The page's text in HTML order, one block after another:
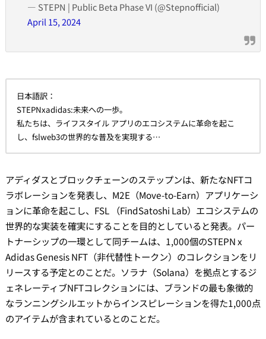
— STEPN | Public Beta Phase VI (@Stepnofficial)
April 15, 2024
日本語訳：
STEPNxadidas:未来への一歩。
私たちは、ライフスタイル アプリのエコシステムに革命を起こ
し、fslweb3の世界的な普及を実現する…
アディダスとブロックチェーンのステップンは、新たなNFTコ
ラボレーションを発表し、M2E（Move-to-Earn）アプリケーシ
ョンに革命を起こし、FSL （FindSatoshi Lab）エコシステムの
世界的な実装を確実にすることを目的としていると発表。パー
トナーシップの一環として同チームは、1,000個のSTEPN x
Adidas Genesis NFT（非代替性トークン）のコレクションをリ
リースする予定とのことだ。ソラナ（Solana）を拠点とするジ
ェネレーティブNFTコレクションには、ブランドの最も象徴的
なランニングシルエットからインスピレーションを得た1,000点
のアイテムが含まれているとのことだ。